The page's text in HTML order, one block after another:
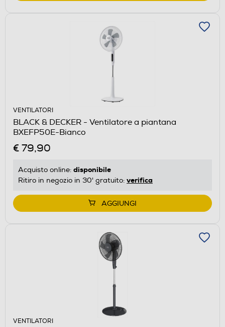
VENTILATORI
BLACK & DECKER - Ventilatore a piantana
BXEFP50E-Bianco
€ 79,90
Acquisto online: disponibile
Ritiro in negozio in 30' gratuito: verifica
AGGIUNGI
VENTILATORI